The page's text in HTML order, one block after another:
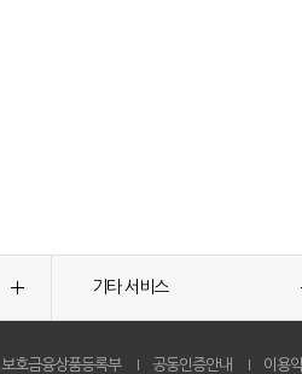
기타 서비스
보호금융상품등록부 공동인증안내 이용